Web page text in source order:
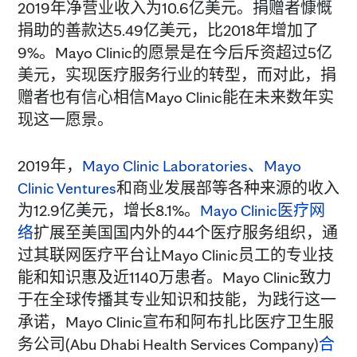
2019年净营业收入为10.6亿美元。捐赠者慷慨
捐助的善款达5.49亿美元，比2018年增加了
9%。Mayo Clinic的愿景是在今后斥资超过5亿
美元，实现医疗服务行业的转型，而对此，捐
赠者也有信心相信Mayo Clinic能在未来数年实
现这一愿景。
2019年， Mayo Clinic Laboratories、Mayo
Clinic Ventures和商业发展部等各种来源的收入
为12.9亿美元，增长8.1%。 Mayo Clinic医疗网
络扩展至美国国内外的44个医疗服务组织，通
过其联网医疗平台让Mayo Clinic员工的专业技
能和知识惠及近1140万患者。Mayo Clinic致力
于在全球传播其专业知识和技能，为践行这一
承诺，Mayo Clinic宣布和阿布扎比医疗卫生服
务公司(Abu Dhabi Health Services Company)合